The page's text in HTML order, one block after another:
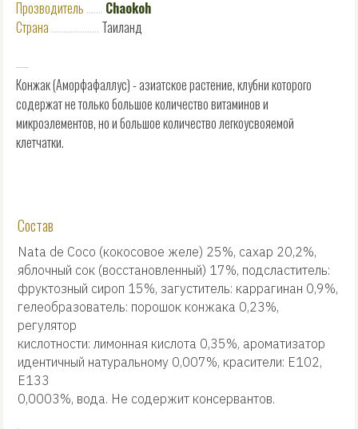
Прозводитель ....... Chaokoh
Страна .................... Таиланд
―
Конжак (Аморфафаллус) - азиатское растение, клубни которого
содержат не только большое количество витаминов и
микроэлементов, но и большое количество легкоусвояемой
клетчатки.
Состав
Nata de Coco (кокосовое желе) 25%, сахар 20,2%,
яблочный сок (восстановленный) 17%, подсластитель:
фруктозный сироп 15%, загуститель: каррагинан 0,9%,
гелеобразователь: порошок конжака 0,23%,
регулятор
кислотности: лимонная кислота 0,35%, ароматизатор
идентичный натуральному 0,007%, красители: Е102,
Е133
0,0003%, вода. Не содержит консервантов.